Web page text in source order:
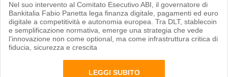
Nel suo intervento al Comitato Esecutivo ABI, il governatore di
Bankitalia Fabio Panetta lega finanza digitale, pagamenti ed euro
digitale a competitività e autonomia europea. Tra DLT, stablecoin
e semplificazione normativa, emerge una strategia che vede
l’innovazione non come optional, ma come infrastruttura critica di
fiducia, sicurezza e crescita
LEGGI SUBITO